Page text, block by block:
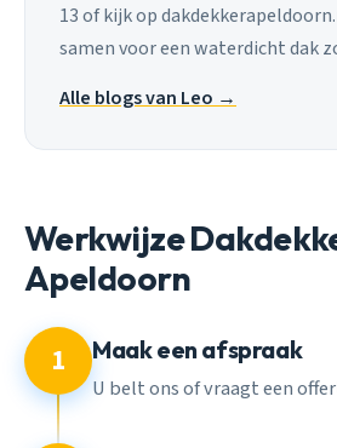
13 of kijk op
samen voor een waterdicht dak
Alle blogs van Leo →
Werkwijze
Apeldoorn
1 Maak een afspraak
U belt ons of vraagt een